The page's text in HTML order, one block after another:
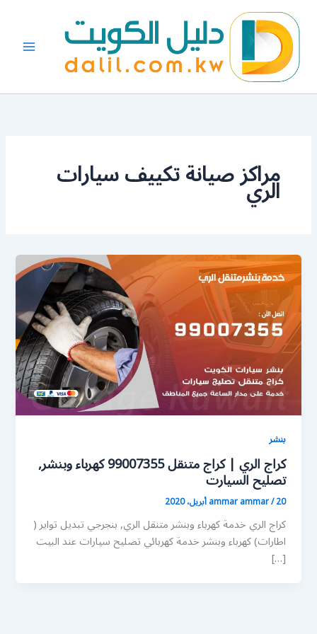
المحتوى
مراكز صيانة تكييف سيارات
الري
بنشر
كراج الري | كراج متنقل 99007355 كهرباء وبنشر,
تصليح السيارت
ammar ammar/20 أبريل، 2020
كراج الري خدمة كهرباء وبنشر متنقل الري, بنجرجي تبديل تواير (
اطارات) كهرباء وبنشر خدمة كهربائي تصليح سيارات عند البيت
[…]